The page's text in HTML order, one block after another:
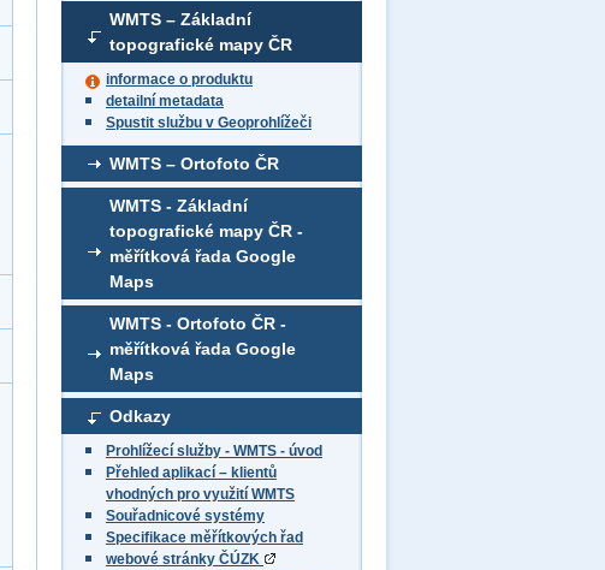
WMTS – Základní
topografické mapy ČR
informace o produktu
detailní metadata
Spustit službu v Geoprohlížeči
WMTS – Ortofoto ČR
WMTS - Základní
topografické mapy ČR -
měřítková řada Google
Maps
WMTS - Ortofoto ČR -
měřítková řada Google
Maps
Odkazy
Prohlížecí služby - WMTS - úvod
Přehled aplikací – klientů
vhodných pro využití WMTS
Souřadnicové systémy
Specifikace měřítkových řad
webové stránky ČÚZK